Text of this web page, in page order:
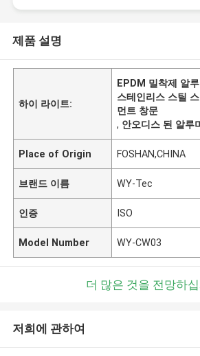
제품 설명
하이 라이트:
EPDM 밀착제 알
스테인리스 스틸
먼트 창문
, 안오디스 된 알루
Place of Origin FOSHAN,CHINA
브랜드 이름 WY-Tec
인증 ISO
Model Number WY-CW03
더 많은 것을 전망하
저희에 관하여